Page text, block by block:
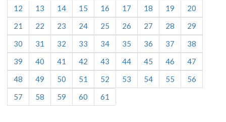
12
13 14 15 16 17 18 19
20
21
22 23 24 25 26 27 28
29
30
31 32 33 34 35 36 37
38
39
40 41 42 43 44 45 46
47
48
49 50 51 52 53 54 55
56
57
58 59 60 61